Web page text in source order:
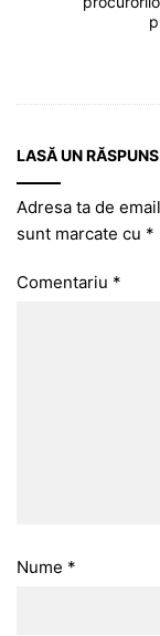
LASĂ UN RĂSPUNS
Adresa ta de
sunt marcate cu *
Comentariu *
Nume *